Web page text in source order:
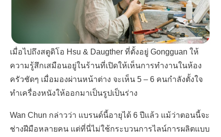
เมื่อไปถึงสตูดิโอ Hsu & Daugther ที่ตั้งอยู่ Gongguan ให้
ความรู้สึกเสมือนอยู่ในร้านที่เปิดให้เห็นการทำงานในห้อง
ครัวชัดๆ เมื่อมองผ่านหน้าต่าง จะเห็น 5 – 6 คนกำลังตั้งใจ
ทำเครื่องหนังให้ออกมาเป็นรูปเป็นร่าง
Wan Chun กล่าวว่า แบรนด์นี้อายุได้ 6 ปีแล้ว แม้ว่าตอนนี้จะ
ช่างฝีมือหลายคน แต่ที่นี่ไม่ใช้กระบวนการไลน์การผลิตแบบ